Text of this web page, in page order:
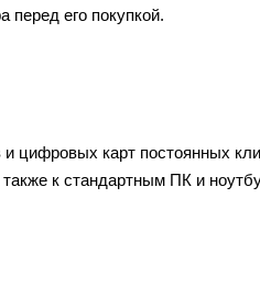
перед его покупкой.
цифровых карт постоянных
к стандартным ПК и